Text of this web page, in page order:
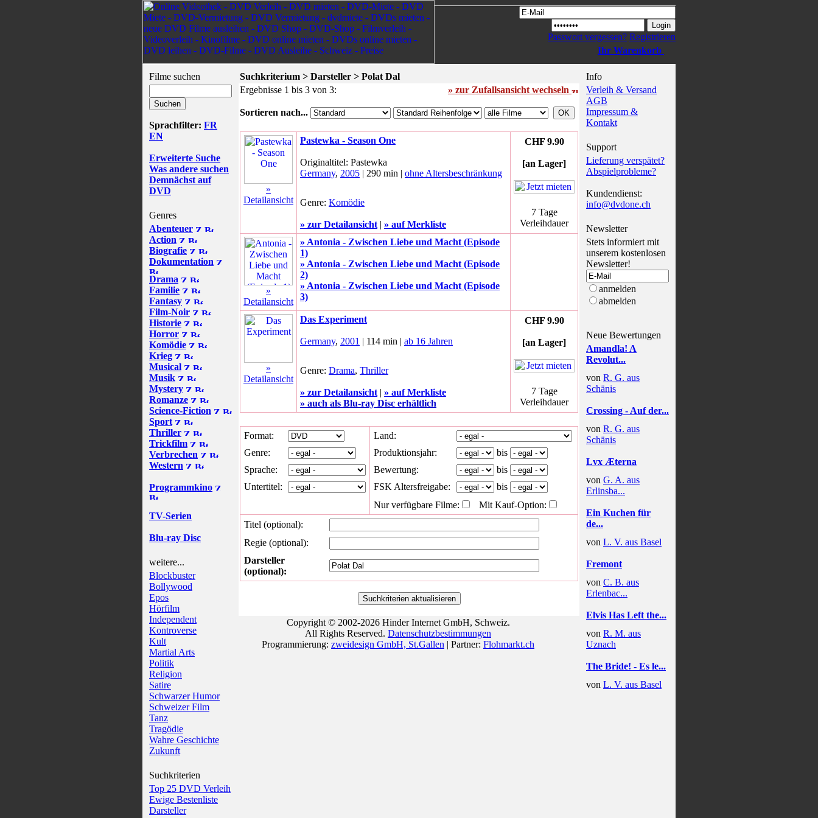
Passwort vergessen? Registrieren
Ihr Warenkorb
Filme suchen
Sprachfilter: FR
EN
Erweiterte Suche
Was andere suchen
Demnächst auf
DVD
Genres
Abenteuer
Action
Biografie
Dokumentation
Drama
Familie
Fantasy
Film-Noir
Historie
Horror
Komödie
Krieg
Musical
Musik
Mystery
Romanze
Science-Fiction
Sport
Thriller
Trickfilm
Verbrechen
Western
Programmkino
TV-Serien
Blu-ray Disc
weitere...
Blockbuster
Bollywood
Epos
Hörfilm
Independent
Kontroverse
Kult
Martial Arts
Politik
Religion
Satire
Schwarzer Humor
Schweizer Film
Tanz
Tragödie
Wahre Geschichte
Zukunft
Suchkriterien
Top 25 DVD Verleih
Ewige Bestenliste
Darsteller
Suchkriterium > Darsteller > Polat Dal
Ergebnisse 1 bis 3 von 3:
» zur Zufallsansicht wechseln
Sortieren nach...
»
Detailansicht
Pastewka - Season One
Originaltitel: Pastewka
Germany, 2005 | 290 min | ohne Altersbeschränkung
Genre: Komödie
» zur Detailansicht | » auf Merkliste
CHF 9.90
[an Lager]
7 Tage
Verleihdauer
»
Detailansicht
» Antonia - Zwischen Liebe und Macht (Episode
1)
» Antonia - Zwischen Liebe und Macht (Episode
2)
» Antonia - Zwischen Liebe und Macht (Episode
3)
»
Detailansicht
Das Experiment
Germany, 2001 | 114 min | ab 16 Jahren
Genre: Drama, Thriller
» zur Detailansicht | » auf Merkliste
» auch als Blu-ray Disc erhältlich
CHF 9.90
[an Lager]
7 Tage
Verleihdauer
Format:
Genre:
Sprache:
Untertitel:
Land:
Produktionsjahr:
bis
Bewertung:
bis
FSK Altersfreigabe:
bis
Nur verfügbare Filme:
Mit Kauf-Option:
Titel (optional):
Regie (optional):
Darsteller
(optional):
Copyright © 2002-2026 Hinder Internet GmbH, Schweiz.
All Rights Reserved. Datenschutzbestimmungen
Programmierung: zweidesign GmbH, St.Gallen | Partner: Flohmarkt.ch
Info
Verleih & Versand
AGB
Impressum &
Kontakt
Support
Lieferung verspätet?
Abspielprobleme?
Kundendienst:
info@dvdone.ch
Newsletter
Stets informiert mit
unserem kostenlosen
Newsletter!
anmelden
abmelden
Neue Bewertungen
Amandla! A
Revolut...
von R. G. aus
Schänis
Crossing - Auf der...
von R. G. aus
Schänis
Lvx Æterna
von G. A. aus
Erlinsba...
Ein Kuchen für
de...
von L. V. aus Basel
Fremont
von C. B. aus
Erlenbac...
Elvis Has Left the...
von R. M. aus
Uznach
The Bride! - Es le...
von L. V. aus Basel